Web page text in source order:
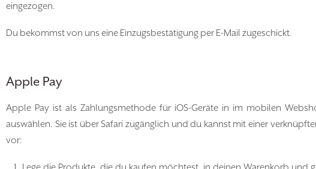
eingezogen.
Du bekommst von uns eine Einzugsbestätigung per E-Mail zugeschickt.
Apple Pay
Apple Pay ist als Zahlungsmethode für iOS-Geräte in im mobilen
auswählen. Sie ist über Safari zugänglich und du kannst mit einer
vor: